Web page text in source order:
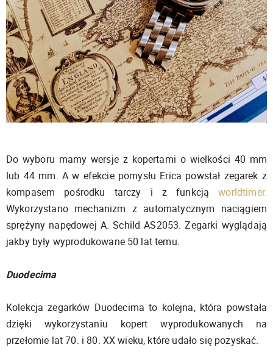
Do wyboru mamy wersje z kopertami o wielkości 40 mm
lub 44 mm. A w efekcie pomysłu Erica powstał zegarek z
kompasem pośrodku tarczy i z funkcjąworldtimer.
Wykorzystano mechanizm z automatycznym naciągiem
sprężyny napędowej A. Schild AS2053. Zegarki wyglądają
jakby były wyprodukowane 50 lat temu.
Duodecima
Kolekcja zegarków Duodecima to kolejna, która powstała
dzięki wykorzystaniu kopert wyprodukowanych na
przełomie lat 70. i 80. XX wieku, które udało się pozyskać.